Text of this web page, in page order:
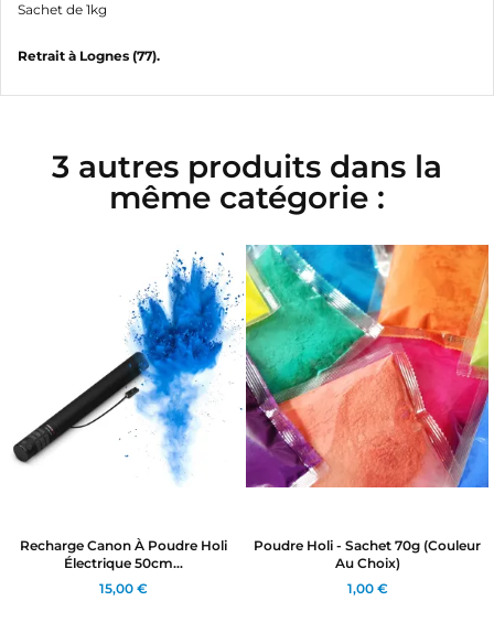
Sachet de 1kg
Retrait à Lognes (77).
3 autres produits dans la
même catégorie :
Recharge Canon À Poudre Holi
Électrique 50cm...
15,00 €
Poudre Holi - Sachet 70g (couleur
Au Choix)
1,00 €